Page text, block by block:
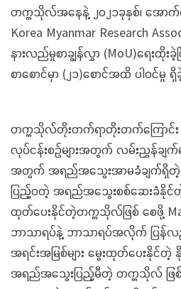
တက္ကသိုလ်အနေနဲ့ ၂၀၂၁ခုနှစ်၊ အော
Korea Myanmar Research
နားလည်မှုစာချွန်လွှာ (MoU)ရေးထိုး
စာစောင်မှာ (၂၁)စောင်အထိ ပါဝင်မှု ရှိခဲ့
တက္ကသိုလ်တိုးတက်ရာတိုးတက်ကြော
လုပ်ငန်းစဉ်များအတွက် လမ်းညွှန်ချက်မျ
အတွက် အရည်အသွေးအာမခံချက်ရှိတဲ့
ပြည့်ဝတဲ့ အရည်အသွေးစစ်ဆေးခံနိုင်
ထုတ်ပေးနိုင်တဲ့တက္ကသိုလ်ဖြစ် စေဖို့
ဘာသာရပ်နဲ့ ဘာသာရပ်အလိုက် ပြန်လ
အရင်းအမြစ်များ မွေးထုတ်ပေးနိုင်
အရည်အသွေးပြည့်မီတဲ့ တက္ကသိုလ် ဖြစ်